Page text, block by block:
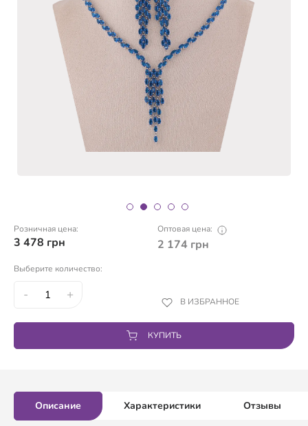
Розничная цена:
3 478 грн
Оптовая цена:
2 174 грн
Выберите количество:
- + В ИЗБРАННОЕ
КУПИТЬ
Описание Характеристики Отзывы